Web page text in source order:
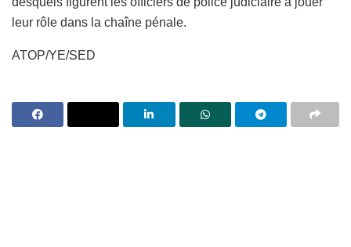
leur rôle dans la chaîne pénale.
ATOP/YE/SED